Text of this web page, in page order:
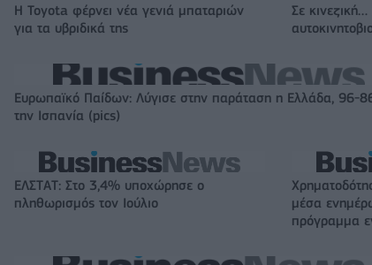
Η Toyota φέρνει νέα γενιά μπαταριών
για τα υβριδικά της
Σε
Ευρωπαϊκό Παίδων: Λύγισε στην παράταση η Ελλάδα, 96-
την Ισπανία (pics)
ΕΛΣΤΑΤ: Στο 3,4% υποχώρησε ο
πληθωρισμός τον Ιούλιο
μέσα
πρόγραμμα